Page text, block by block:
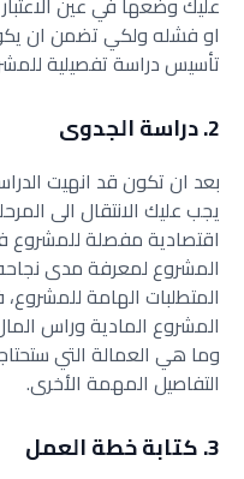
او فشله ولكي تضمن ان
تأسيس دراسة تفصيلية
2. دراسة الجدوى
بعد ان تكون قد انهيت
يجب عليك الانتقال الى
اقتصادية مفصلة للمشروع
المشروع لمعرفة مدى
المتطلبات الهامة
المشروع المادية وراس
وما هي العمالة التي
التفاصيل المهمة الأخرى.
3. كتابة خطة العمل